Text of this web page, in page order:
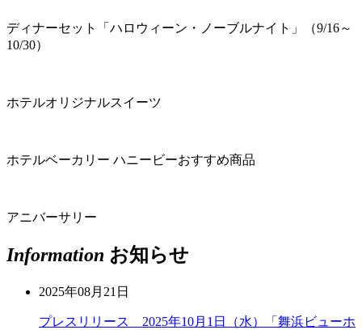
ディナーセット「ハロウィーン・ノーブルナイト」（9/16～
10/30）
ホテルオリジナルスイーツ
ホテルベーカリー ハニービーおすすめ商品
アニバーサリー
Information お知らせ
2025年08月21日
プレスリリース 2025年10月1日（水）「舞浜ビューホ